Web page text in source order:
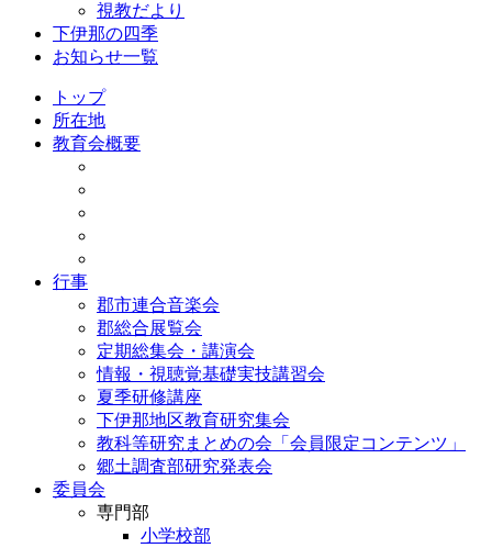
視教だより
下伊那の四季
お知らせ一覧
トップ
所在地
教育会概要
行事
郡市連合音楽会
郡総合展覧会
定期総集会・講演会
情報・視聴覚基礎実技講習会
夏季研修講座
下伊那地区教育研究集会
教科等研究まとめの会「会員限定コンテンツ」
郷土調査部研究発表会
委員会
専門部
小学校部